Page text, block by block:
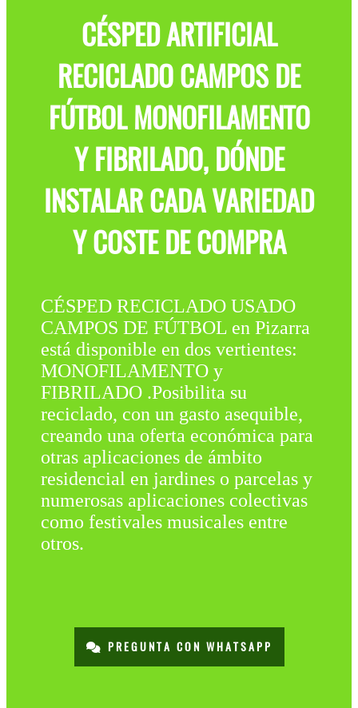
CÉSPED ARTIFICIAL
RECICLADO CAMPOS DE
FÚTBOL MONOFILAMENTO
Y FIBRILADO, DÓNDE
INSTALAR CADA VARIEDAD
Y COSTE DE COMPRA
CÉSPED RECICLADO USADO
CAMPOS DE FÚTBOL en Pizarra
está disponible en dos vertientes:
MONOFILAMENTO y
FIBRILADO .Posibilita su
reciclado, con un gasto asequible,
creando una oferta económica para
otras aplicaciones de ámbito
residencial en jardines o parcelas y
numerosas aplicaciones colectivas
como festivales musicales entre
otros.
PREGUNTA CON WHATSAPP